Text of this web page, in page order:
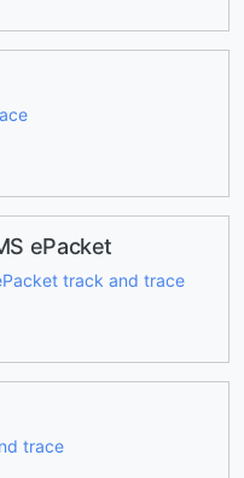
ePacket
track and trace
trace